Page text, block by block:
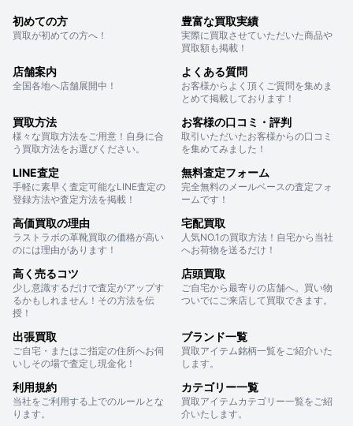
初めての方
買取が初めての方へ！
豊富な買取実績
実際に買取させていただいた商品や
買取額も掲載！
店舗案内
全国各地へ店舗展開中！
よくある質問
お客様からよく頂くご質問を集めま
とめて掲載しております！
買取方法
様々な買取方法をご用意！自身に合
う買取方法をお選びください。
お客様の口コミ・評判
取引いただいたお客様からの口コミ
を集めてみました！
LINE査定
手軽に素早く査定可能なLINE査定の
登録方法や査定方法を掲載！
無料査定フォーム
完全無料のメールベースの査定フォ
ームです！
高価買取の理由
ラストラボの革靴買取の価格が高い
のには理由があります！
宅配買取
人気NO.1の買取方法！自宅から当社
へお荷物を送るだけ！
高く売るコツ
少し意識するだけで査定がアップす
るかもしれません！その方法を伝
授！
店頭買取
ご自宅から最寄りの店舗へ。買い物
ついでにご来店して買取できます。
出張買取
ご自宅・またはご指定の住所へお伺
いしその場で査定し現金化！
ブランド一覧
買取アイテム銘柄一覧をご紹介いた
します。
利用規約
当社をご利用する上でのルールとな
ります。
カテゴリー一覧
買取アイテムカテゴリー一覧をご紹
介いたします。